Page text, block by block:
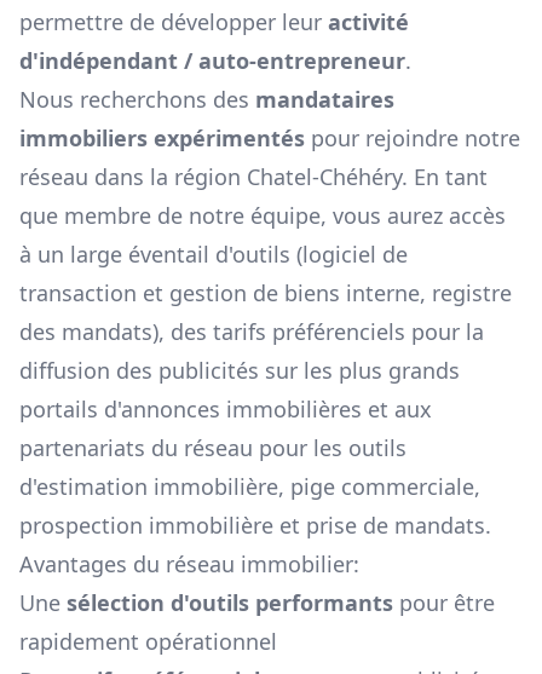
permettre de développer leur activité
d'indépendant / auto-entrepreneur.
Nous recherchons des mandataires
immobiliers expérimentés pour rejoindre notre
réseau dans la région Chatel-Chéhéry. En tant
que membre de notre équipe, vous aurez accès
à un large éventail d'outils (logiciel de
transaction et gestion de biens interne, registre
des mandats), des tarifs préférenciels pour la
diffusion des publicités sur les plus grands
portails d'annonces immobilières et aux
partenariats du réseau pour les outils
d'estimation immobilière, pige commerciale,
prospection immobilière et prise de mandats.
Avantages du réseau immobilier:
Une sélection d'outils performants pour être
rapidement opérationnel